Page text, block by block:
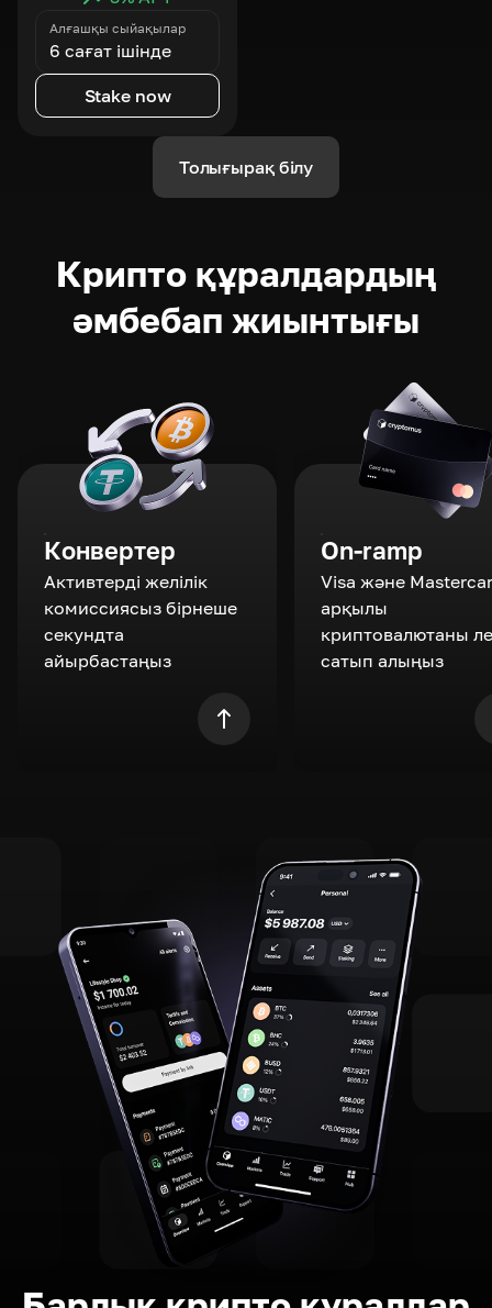
Алғашқы сыйақылар
6 сағат ішінде
Stake now
Толығырақ білу
Крипто құралдардың
әмбебап жиынтығы
Конвертер
Активтерді желілік
комиссиясыз бірнеше
секундта
айырбастаңыз
On-ramp
Visa және
арқылы
криптовалютаны
сатып алыңыз